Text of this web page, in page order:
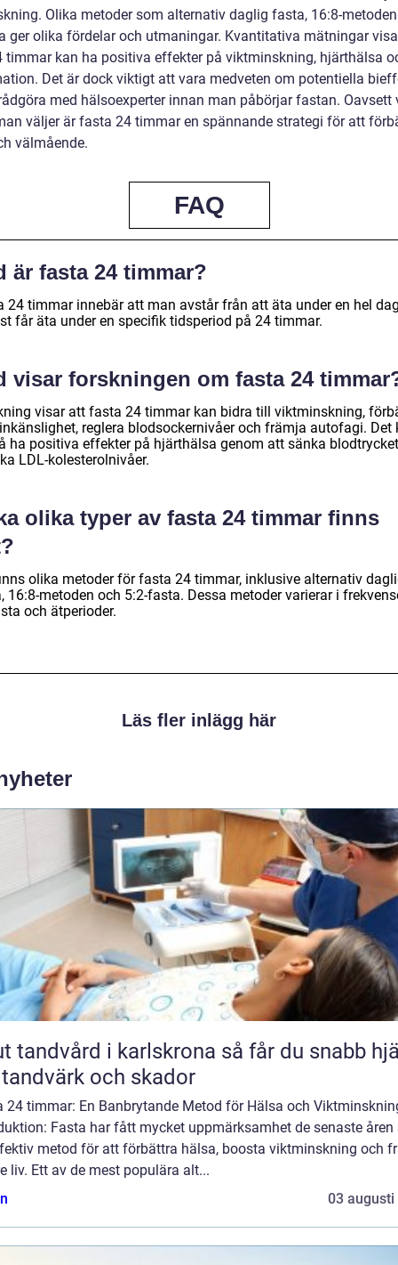
Olika metoder som alternativ daglig fasta, 16:8-
ger olika fördelar och utmaningar. Kvantitativa mätningar
timmar kan ha positiva effekter på viktminskning, hjärthälsa
Det är dock viktigt att vara medveten om potentiella
med hälsoexperter innan man påbörjar fastan. Oavsett
väljer är fasta 24 timmar en spännande strategi för att
välmående.
FAQ
är fasta 24 timmar?
24 timmar innebär att man avstår från att äta under en hel
får äta under en specifik tidsperiod på 24 timmar.
visar forskningen om fasta 24
visar att fasta 24 timmar kan bidra till viktminskning,
reglera blodsockernivåer och främja autofagi. Det
ha positiva effekter på hjärthälsa genom att sänka
LDL-kolesterolnivåer.
olika typer av fasta 24 timmar finns
olika metoder för fasta 24 timmar, inklusive alternativ
16:8-metoden och 5:2-fasta. Dessa metoder varierar i
och ätperioder.
Läs fler inlägg här
i karlskrona så får du snabb hjälp
och skador
24 timmar: En Banbrytande Metod för Hälsa och
Fasta har fått mycket uppmärksamhet de senaste åren
metod för att förbättra hälsa, boosta viktminskning och
liv. Ett av de mest populära alt...
03 augusti